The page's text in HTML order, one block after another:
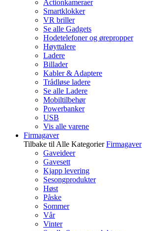
Actionkameraer
Smartklokker
VR briller
Se alle Gadgets
Hodetelefoner og ørepropper
Høyttalere
Ladere
Billader
Kabler & Adaptere
Trådløse ladere
Se alle Ladere
Mobiltilbehør
Powerbanker
USB
Vis alle varene
Firmagaver
Tilbake til Alle Kategorier Firmagaver
Gaveideer
Gavesett
Kjapp levering
Sesongprodukter
Høst
Påske
Sommer
Vår
Vinter